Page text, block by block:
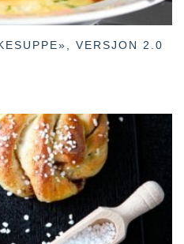
VERSJON 2.0